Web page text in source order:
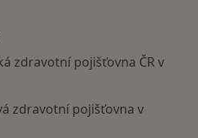
zdravotní pojišťovna ČR v
zdravotní pojišťovna v